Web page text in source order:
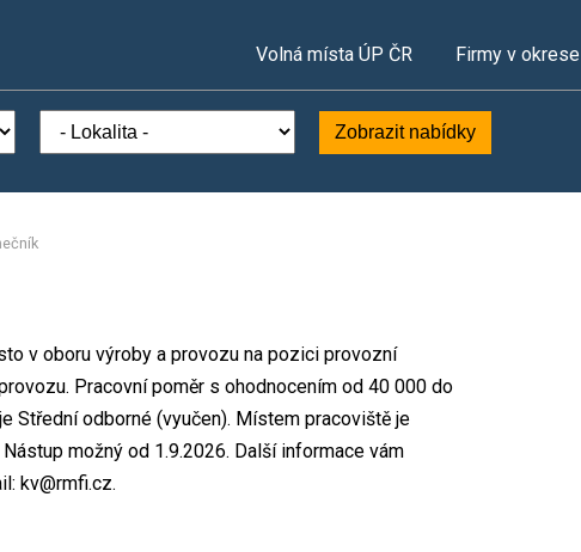
Volná místa ÚP ČR Firmy v okrese
Zobrazit nabídky
v oboru výroby a provozu na pozici provozní
Pracovní poměr s ohodnocením od 40 000 do
Střední odborné (vyučen). Místem pracoviště je
možný od 1.9.2026. Další informace vám
kv@rmfi.cz.